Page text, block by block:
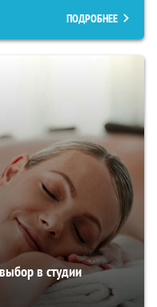
ПОДРОБНЕЕ
в студии